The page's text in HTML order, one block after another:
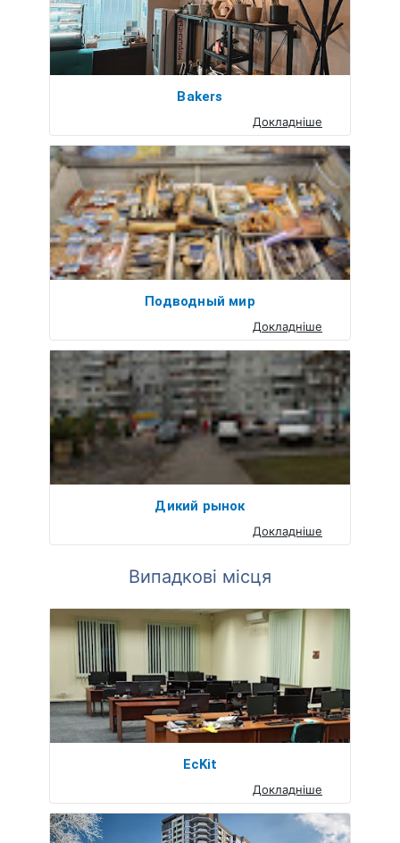
Bakers
Докладніше
Подводный мир
Докладніше
Дикий рынок
Докладніше
Випадкові місця
EcKit
Докладніше